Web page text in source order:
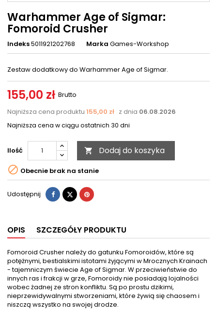
Warhammer Age of Sigmar:
Fomoroid Crusher
Indeks5011921202768 Marka Games-Workshop
Zestaw dodatkowy do Warhammer Age of Sigmar.
155,00 zł Brutto
Najniższa cena produktu 155,00 zł z dnia 06.08.2026
Najniższa cena w ciągu ostatnich 30 dni
Ilość  Dodaj do koszyka
 Obecnie brak na stanie
Udostępnij Udostępnij
TweetujPinterest
OPIS SZCZEGÓŁY PRODUKTU
Fomoroid Crusher należy do gatunku Fomoroidów, które są
potężnymi, bestialskimi istotami żyjącymi w Mrocznych Krainach
- tajemniczym świecie Age of Sigmar. W przeciwieństwie do
innych ras i frakcji w grze, Fomoroidy nie posiadają lojalności
wobec żadnej ze stron konfliktu. Są po prostu dzikimi,
nieprzewidywalnymi stworzeniami, które żywią się chaosem i
niszczą wszystko na swojej drodze.